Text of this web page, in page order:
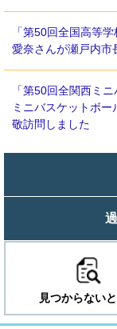
「第50回全国高等
愛奈さんが瀬戸内市
「第50回全関西ミ
ミニバスケットボ
敬訪問しました
見つからない